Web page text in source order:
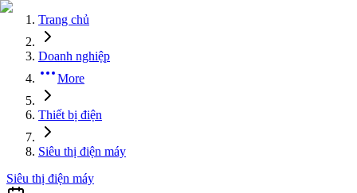
Trang chủ
Doanh nghiệp
More
Thiết bị điện
Siêu thị điện máy
Siêu thị điện máy